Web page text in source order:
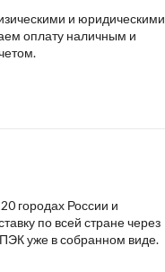
и юридическими
оплату наличным и
городах России и
по всей стране через
уже в собранном виде.